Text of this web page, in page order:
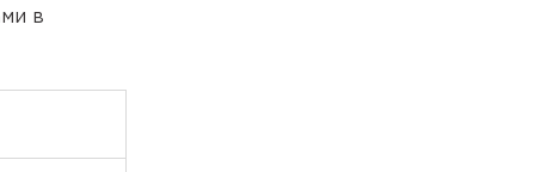
в